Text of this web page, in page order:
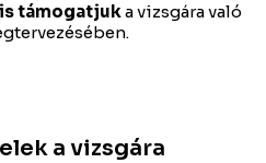
támogatjuka vizsgára való
a vizsgára